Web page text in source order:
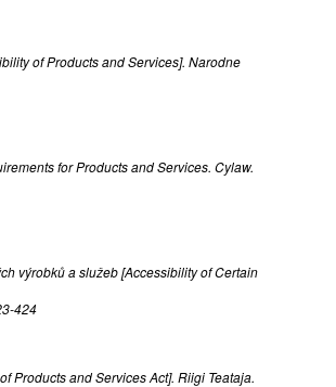
of Products and Services]. Narodne
for Products and Services. Cylaw.
výrobků a služeb [Accessibility of Certain
424
Products and Services Act]. Riigi Teataja.